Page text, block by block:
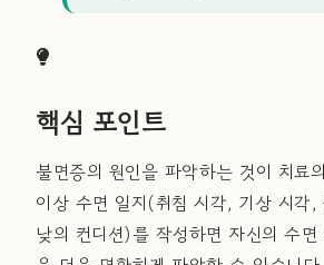
핵심 포인트
불면증의 원인을 파악하는 것이 치료
이상 수면 일지(취침 시각, 기상 시각
낮의 컨디션)를 작성하면 자신의 수